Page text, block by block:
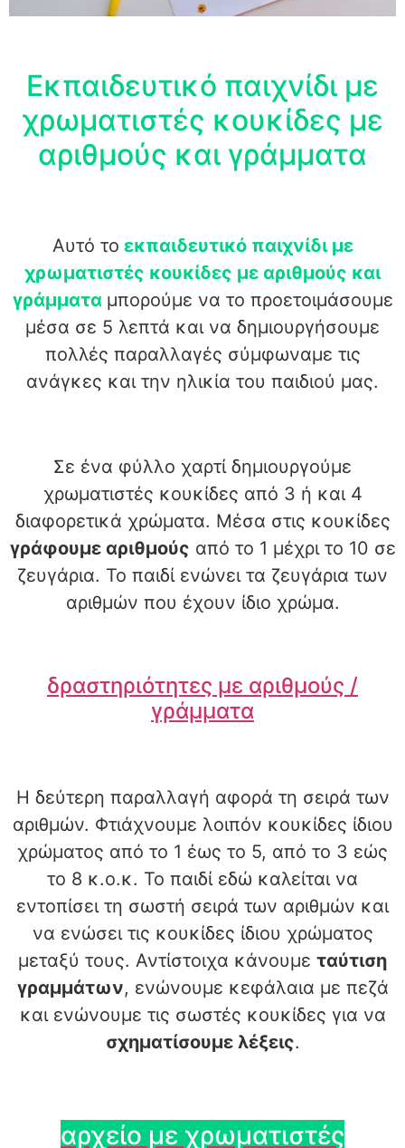
Εκπαιδευτικό παιχνίδι με
χρωματιστές κουκίδες με
αριθμούς και γράμματα
Αυτό το εκπαιδευτικό παιχνίδι με
χρωματιστές κουκίδες με αριθμούς και
γράμματα μπορούμε να το προετοιμάσουμε
μέσα σε 5 λεπτά και να δημιουργήσουμε
πολλές παραλλαγές σύμφωναμε τις
ανάγκες και την ηλικία του παιδιού μας.
Σε ένα φύλλο χαρτί δημιουργούμε
χρωματιστές κουκίδες από 3 ή και 4
διαφορετικά χρώματα. Μέσα στις κουκίδες
γράφουμε αριθμούς από το 1 μέχρι το 10 σε
ζευγάρια. Το παιδί ενώνει τα ζευγάρια των
αριθμών που έχουν ίδιο χρώμα.
δραστηριότητες με αριθμούς /
γράμματα
Η δεύτερη παραλλαγή αφορά τη σειρά των
αριθμών. Φτιάχνουμε λοιπόν κουκίδες ίδιου
χρώματος από το 1 έως το 5, από το 3 εώς
το 8 κ.ο.κ. Το παιδί εδώ καλείται να
εντοπίσει τη σωστή σειρά των αριθμών και
να ενώσει τις κουκίδες ίδιου χρώματος
μεταξύ τους. Αντίστοιχα κάνουμε ταύτιση
γραμμάτων, ενώνουμε κεφάλαια με πεζά
και ενώνουμε τις σωστές κουκίδες για να
σχηματίσουμε λέξεις.
αρχείο με χρωματιστές